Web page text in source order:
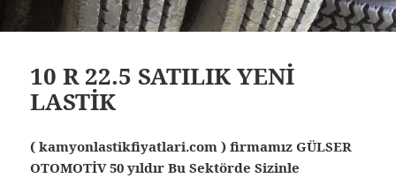
10 R 22.5 SATILIK YENİ
LASTİK
( kamyonlastikfiyatlari.com ) firmamız GÜLSER
OTOMOTİV 50 yıldır Bu Sektörde Sizinle